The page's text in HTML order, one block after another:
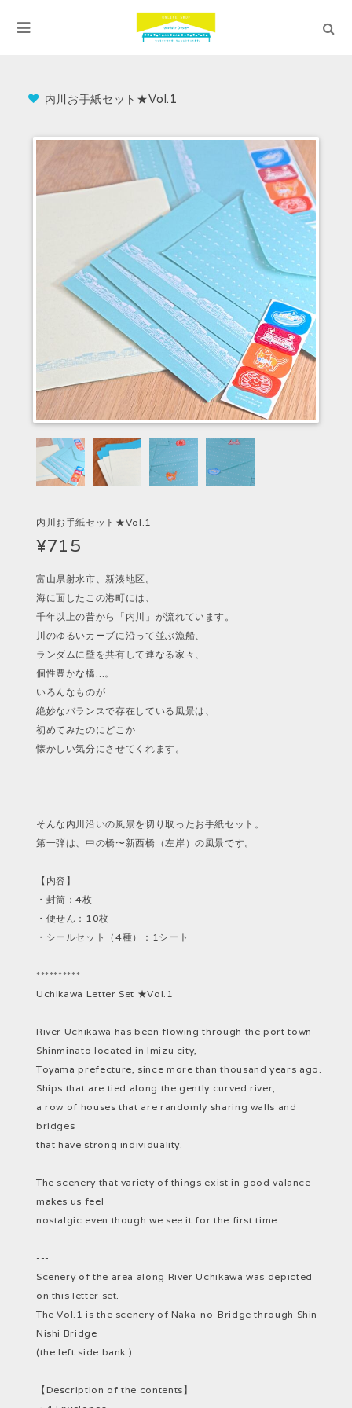
内川お手紙セット★Vol.1
内川お手紙セット★Vol.1
¥715
富山県射水市、新湊地区。
海に面したこの港町には、
千年以上の昔から「内川」が流れています。
川のゆるいカーブに沿って並ぶ漁船、
ランダムに壁を共有して連なる家々、
個性豊かな橋…。
いろんなものが
絶妙なバランスで存在している風景は、
初めてみたのにどこか
懐かしい気分にさせてくれます。
---
そんな内川沿いの風景を切り取ったお手紙セット。
第一弾は、中の橋〜新西橋（左岸）の風景です。
【内容】
・封筒：4枚
・便せん：10枚
・シールセット（4種）：1シート
**********
Uchikawa Letter Set ★Vol.1
River Uchikawa has been flowing through the port town
Shinminato located in Imizu city,
Toyama prefecture, since more than thousand years ago.
Ships that are tied along the gently curved river,
a row of houses that are randomly sharing walls and
bridges
that have strong individuality.
The scenery that variety of things exist in good valance
makes us feel
nostalgic even though we see it for the first time.
---
Scenery of the area along River Uchikawa was depicted
on this letter set.
The Vol.1 is the scenery of Naka-no-Bridge through Shin
Nishi Bridge
(the left side bank.)
【Description of the contents】